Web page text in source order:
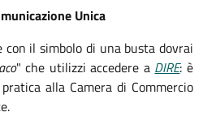
Unica
il simbolo di una busta dovrai
" che utilizzi accedere a DIRE: è
alla Camera di Commercio